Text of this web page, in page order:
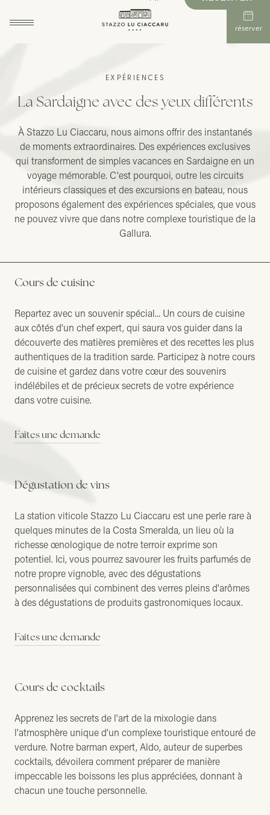
réserver
EXPÉRIENCES
La Sardaigne avec des yeux différents
À Stazzo Lu Ciaccaru, nous aimons offrir des instantanés
de moments extraordinaires. Des expériences exclusives
qui transforment de simples vacances en Sardaigne en un
voyage mémorable. C'est pourquoi, outre les circuits
intérieurs classiques et des excursions en bateau, nous
proposons également des expériences spéciales, que vous
ne pouvez vivre que dans notre complexe touristique de la
Gallura.
Cours de cuisine
Repartez avec un souvenir spécial... Un cours de cuisine
aux côtés d'un chef expert, qui saura vos guider dans la
découverte des matières premières et des recettes les plus
authentiques de la tradition sarde. Participez à notre cours
de cuisine et gardez dans votre cœur des souvenirs
indélébiles et de précieux secrets de votre expérience
dans votre cuisine.
Faites une demande
Dégustation de vins
La station viticole Stazzo Lu Ciaccaru est une perle rare à
quelques minutes de la Costa Smeralda, un lieu où la
richesse œnologique de notre terroir exprime son
potentiel. Ici, vous pourrez savourer les fruits parfumés de
notre propre vignoble, avec des dégustations
personnalisées qui combinent des verres pleins d'arômes
à des dégustations de produits gastronomiques locaux.
Faites une demande
Cours de cocktails
Apprenez les secrets de l'art de la mixologie dans
l'atmosphère unique d'un complexe touristique entouré de
verdure. Notre barman expert, Aldo, auteur de superbes
cocktails, dévoilera comment préparer de manière
impeccable les boissons les plus appréciées, donnant à
chacun une touche personnelle.